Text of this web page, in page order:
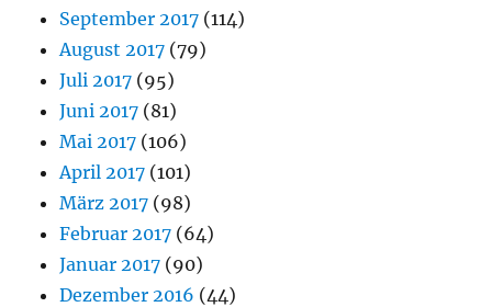
September 2017 (114)
August 2017 (79)
Juli 2017 (95)
Juni 2017 (81)
Mai 2017 (106)
April 2017 (101)
März 2017 (98)
Februar 2017 (64)
Januar 2017 (90)
Dezember 2016 (44)